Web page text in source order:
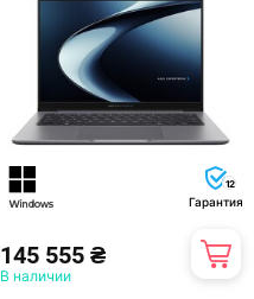
12
Гарантия
145 555 ₴
В наличии